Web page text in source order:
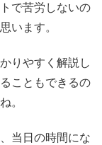
で苦労しないの
います。
りやすく解説し
こともできるの
。
当日の時間にな